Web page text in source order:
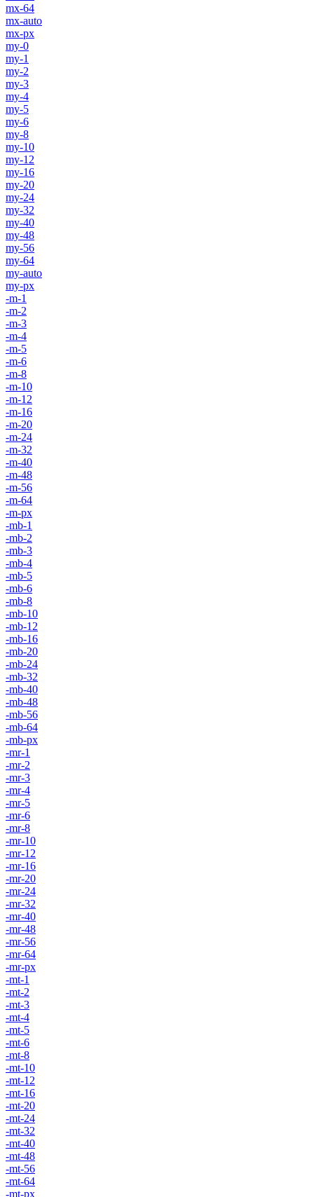
mx-64
mx-auto
mx-px
my-0
my-1
my-2
my-3
my-4
my-5
my-6
my-8
my-10
my-12
my-16
my-20
my-24
my-32
my-40
my-48
my-56
my-64
my-auto
my-px
-m-1
-m-2
-m-3
-m-4
-m-5
-m-6
-m-8
-m-10
-m-12
-m-16
-m-20
-m-24
-m-32
-m-40
-m-48
-m-56
-m-64
-m-px
-mb-1
-mb-2
-mb-3
-mb-4
-mb-5
-mb-6
-mb-8
-mb-10
-mb-12
-mb-16
-mb-20
-mb-24
-mb-32
-mb-40
-mb-48
-mb-56
-mb-64
-mb-px
-mr-1
-mr-2
-mr-3
-mr-4
-mr-5
-mr-6
-mr-8
-mr-10
-mr-12
-mr-16
-mr-20
-mr-24
-mr-32
-mr-40
-mr-48
-mr-56
-mr-64
-mr-px
-mt-1
-mt-2
-mt-3
-mt-4
-mt-5
-mt-6
-mt-8
-mt-10
-mt-12
-mt-16
-mt-20
-mt-24
-mt-32
-mt-40
-mt-48
-mt-56
-mt-64
-mt-px